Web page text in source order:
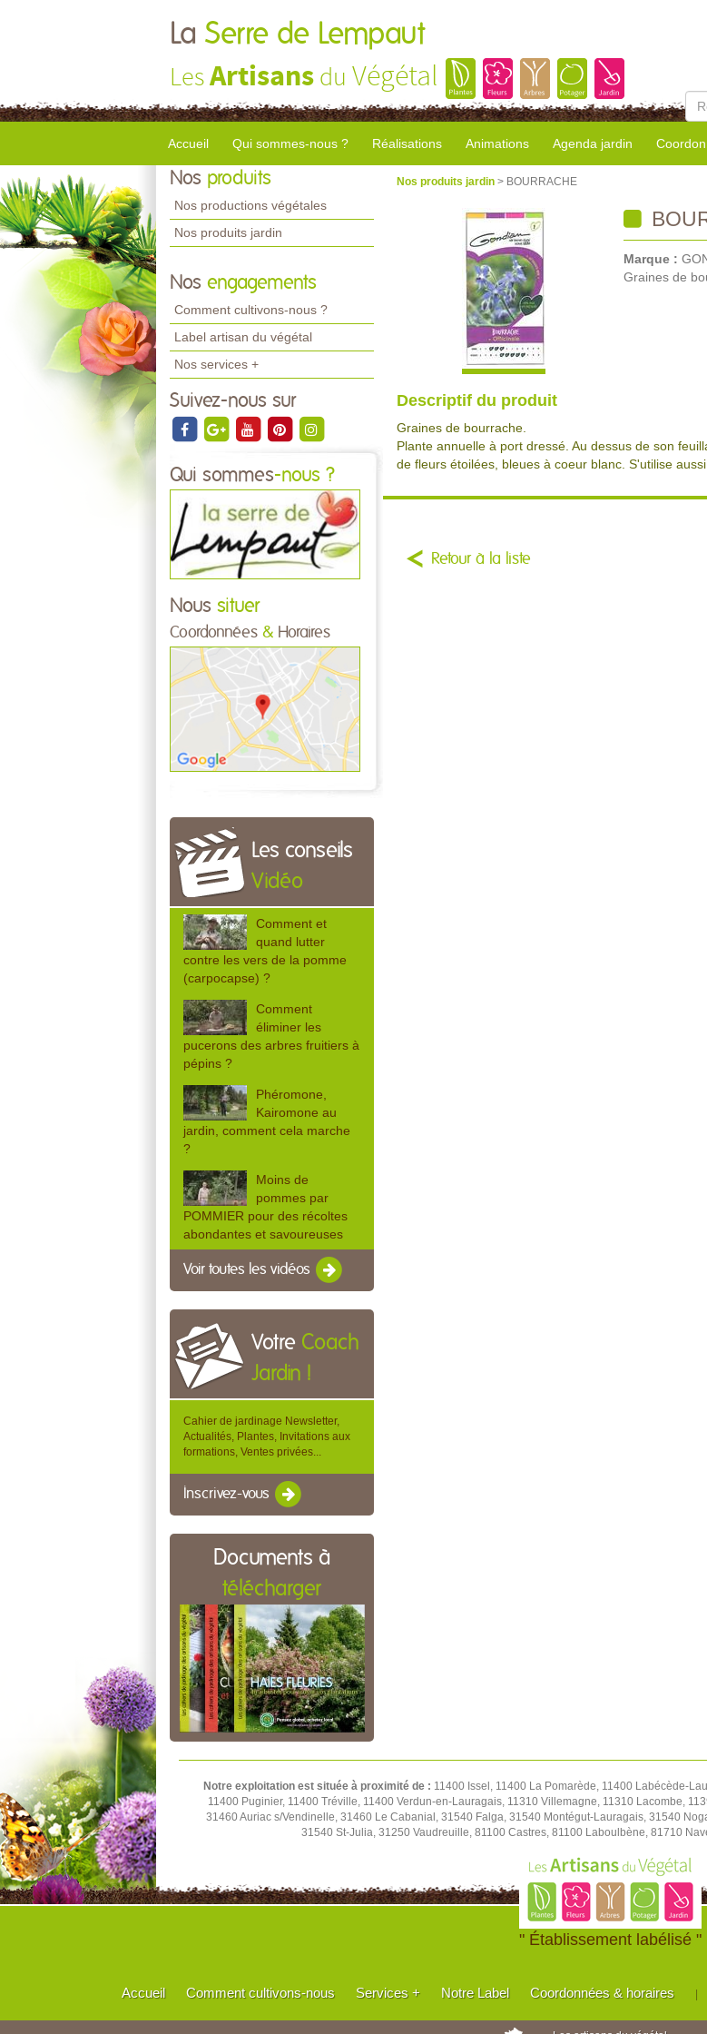
La Serre de Lempaut
LesArtisans du Végétal
Accueil Qui sommes-nous ? Réalisations Animations Agenda jardin
Nos produits
Nos productions végétales
Nos produits jardin
Nos engagements
Comment cultivons-nous ?
Label artisan du végétal
Nos services +
Suivez-nous sur
Qui sommes-nous ?
Nous situer
Coordonnées & Horaires
Les conseils
Vidéo
Comment et
quand lutter
contre les vers de la pomme
(carpocapse) ?
Comment
éliminer les
pucerons des arbres fruitiers à
pépins ?
Phéromone,
Kairomone au
jardin, comment cela marche
?
Moins de
pommes par
POMMIER pour des récoltes
abondantes et savoureuses
Voir toutes les vidéos
Votre Coach
Jardin !
Cahier de jardinage Newsletter,
Actualités, Plantes, Invitations aux
formations, Ventes privées...
Inscrivez-vous
Documents à
télécharger
Nos produits jardin > BOURRACHE
Marque :
Graines de
Descriptif du produit
Graines de bourrache.
Plante annuelle à port dressé. Au dessus de son
de fleurs étoilées, bleues à coeur blanc. S'utilise aussi
Retour à la liste
Notre exploitation est située à proximité de : 11400 Issel, 11400 La Pomarède, 11400 Labécède-
11400 Puginier, 11400 Tréville, 11400 Verdun-en-Lauragais, 11310 Villemagne, 11310 Lacombe,
31460 Auriac s/Vendinelle, 31460 Le Cabanial, 31540 Falga, 31540 Montégut-Lauragais, 31540
31540 St-Julia, 31250 Vaudreuille, 81100 Castres, 81100 Laboulbène, 81710
" Établissement labélisé "
Accueil Comment cultivons-nous Services + Notre Label Coordonnées & horaires |